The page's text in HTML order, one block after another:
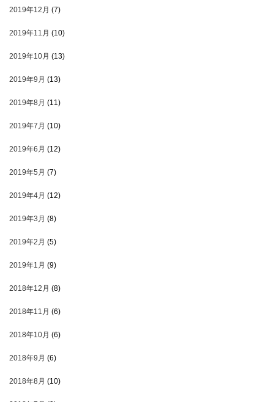
2019年12月 (7)
2019年11月 (10)
2019年10月 (13)
2019年9月 (13)
2019年8月 (11)
2019年7月 (10)
2019年6月 (12)
2019年5月 (7)
2019年4月 (12)
2019年3月 (8)
2019年2月 (5)
2019年1月 (9)
2018年12月 (8)
2018年11月 (6)
2018年10月 (6)
2018年9月 (6)
2018年8月 (10)